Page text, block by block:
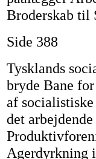
Broderskab til
Side 388
Tysklands
bryde Bane
af
det
Agerdyrkning